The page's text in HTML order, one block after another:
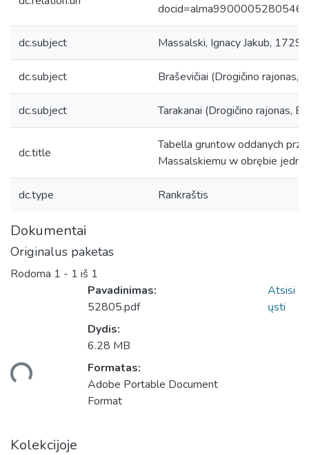
dc.subject Massalski, Ignacy Jakub,
dc.subject Braševičiai (Drogičino rajonas,
dc.subject Tarakanai (Drogičino rajonas,
dc.title
Tabella gruntow oddanych
Massalskiemu w obrębie
dc.type Rankraštis
Dokumentai
Originalus paketas
Rodoma 1 - 1 iš 1
Pavadinimas:
52805.pdf
Dydis:
6.28 MB
Formatas:
Adobe Portable Document
Format
Atsisi
ųsti
Kolekcijoje